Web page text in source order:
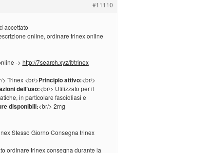
#11110
accettato
online, ordinare trinex online
-> http://7search.xyz/it/trinex
> Trinex <br/>Principio attivo:<br/>
dell’uso:<br/> Utilizzato per il
in particolare fascioliasi e
disponibili:<br/> 2mg
Stesso Giorno Consegna trinex
ordinare trinex consegna durante la